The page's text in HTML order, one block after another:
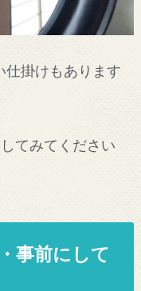
仕掛けもあります
てみてください
事前にして